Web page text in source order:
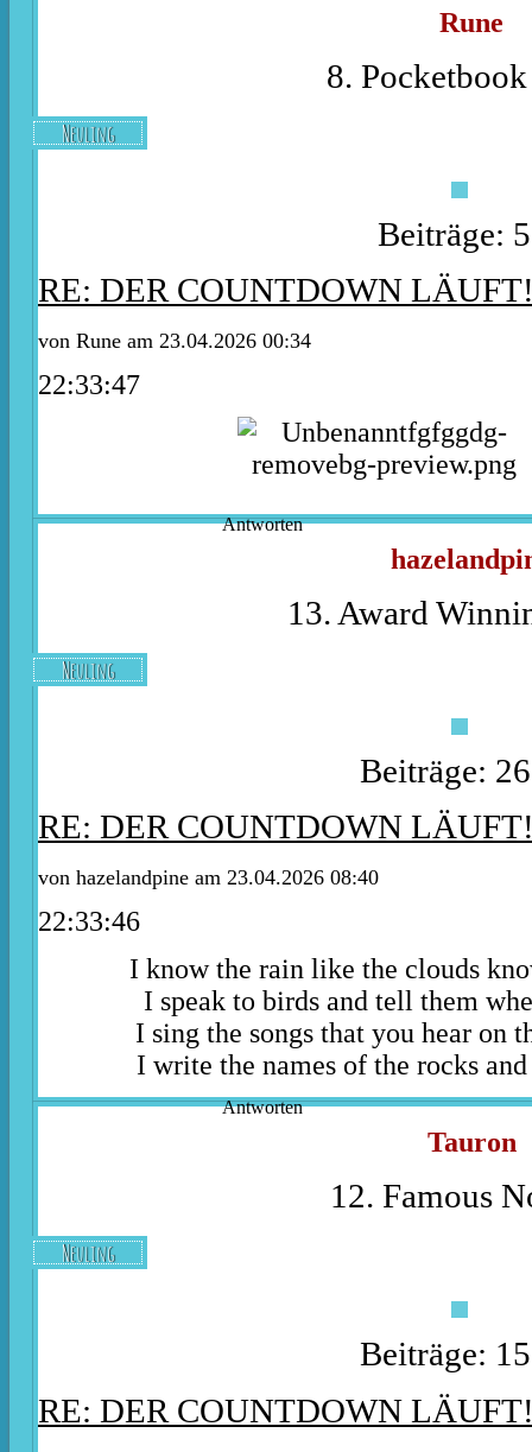
Rune
8.
Neuling
Beiträge:
RE: DER COUNTDOWN
von Rune am 23.04.2026 00:34
22:33:47
Antworten
13. Award
Neuling
Beiträge:
RE: DER COUNTDOWN
von hazelandpine am 23.04.2026 08:40
22:33:46
I know the rain like the clouds
I speak to birds and tell them
I sing the songs that you hear on
I write the names of the rocks
Antworten
Tauron
12. Famous
Neuling
Beiträge:
RE: DER COUNTDOWN